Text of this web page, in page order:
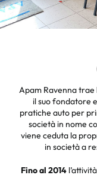
Apam Ravenna trae
il suo fondatore
pratiche auto per
società in nome
viene ceduta la
in società a
Fino al 2014